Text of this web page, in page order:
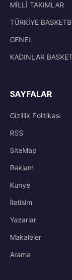
MİLLİ TAKIMLAR
TÜRKİYE
GENEL
KADINLAR
SAYFALAR
Gizlilik Politikası
RSS
SiteMap
Reklam
Künye
İletisim
Yazarlar
Makaleler
Arama